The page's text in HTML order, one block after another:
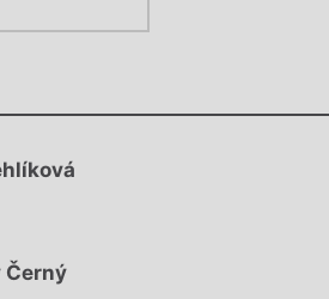
Černý